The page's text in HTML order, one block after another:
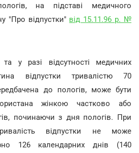
на підставі медичного
"Про відпустки" від 15.11.96 р. №
у разі відсутності медичних
відпустки тривалістю 70
до пологів, може бути
жінкою частково або
починаючи з дня пологів. При
відпустки не може
126 календарних днів (140